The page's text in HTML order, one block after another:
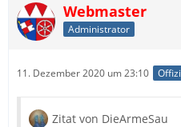
Webmaster
Administrator
11. Dezember 2020 um 23:10
Zitat von DieArmeSau